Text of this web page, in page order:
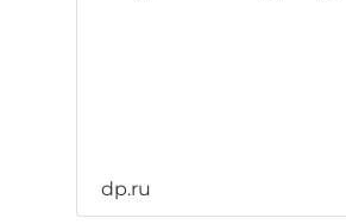
dp.ru